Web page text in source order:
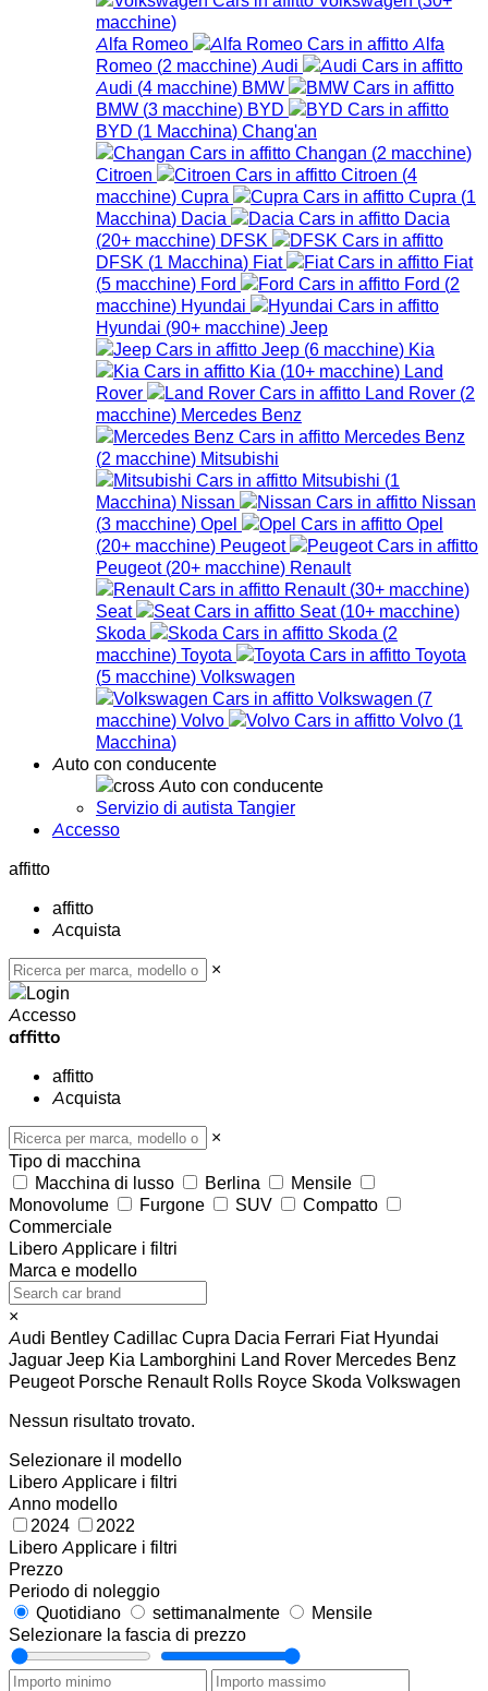
macchine)
Alfa Romeo
Alfa
Romeo (2 macchine) Audi
Audi (4 macchine) BMW
BMW (3 macchine) BYD
BYD (1 Macchina) Chang'an
Changan (2 macchine)
Citroen
Citroen (4
macchine) Cupra Cupra (1
Macchina) Dacia
Dacia
(20+ macchine) DFSK
DFSK (1 Macchina) Fiat
Fiat
(5 macchine) Ford Ford (2
macchine) Hyundai
Hyundai (90+ macchine) Jeep
Jeep (6 macchine) Kia
Kia (10+ macchine) Land
Rover
Land Rover (2
macchine) Mercedes Benz
Mercedes Benz
(2 macchine) Mitsubishi
Mitsubishi (1
Macchina) Nissan
Nissan
(3 macchine) Opel
Opel
(20+ macchine) Peugeot
Peugeot (20+ macchine) Renault
Renault (30+ macchine)
Seat
Seat (10+ macchine)
Skoda
Skoda (2
macchine) Toyota
Toyota
(5 macchine) Volkswagen
Volkswagen (7
macchine) Volvo Volvo (1
Macchina)
Auto con conducente
Auto con conducente
Servizio di autista Tangier
Accesso
affitto
affitto
Acquista
×
Accesso
affitto
affitto
Acquista
×
Tipo di macchina
Macchina di lusso
Berlina
Mensile
Monovolume
Furgone SUV
Compatto
Commerciale
Libero Applicare i filtri
Marca e modello
×
Audi Bentley Cadillac Cupra Dacia Ferrari Fiat Hyundai
Jaguar Jeep Kia Lamborghini Land Rover Mercedes Benz
Peugeot Porsche Renault Rolls Royce Skoda Volkswagen
Nessun risultato trovato.
Selezionare il modello
Libero Applicare i filtri
Anno modello
2024
2022
Libero Applicare i filtri
Prezzo
Periodo di noleggio
Quotidiano
settimanalmente
Mensile
Selezionare la fascia di prezzo